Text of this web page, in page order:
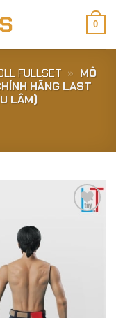
0
FULLSET » MÔ
HÃNG LAST
LÂM)